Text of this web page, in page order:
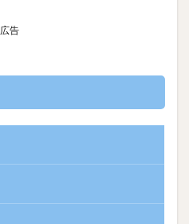
広告